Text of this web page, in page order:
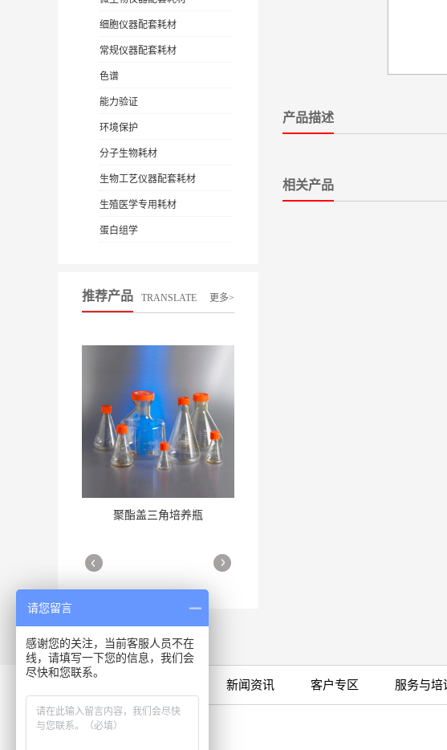
细胞仪器配套耗材
常规仪器配套耗材
色谱
能力验证
环境保护
分子生物耗材
生物工艺仪器配套耗材
生殖医学专用耗材
蛋白组学
推荐产品 TRANSLATE 更多>
聚酯盖三角培养瓶
More
产品描述
相关产品
新闻资讯 客户专区 服务与培
咨询专线
请您留言
感谢您的关注，当前客服人员不在
线，请填写一下您的信息，我们会
尽快和您联系。